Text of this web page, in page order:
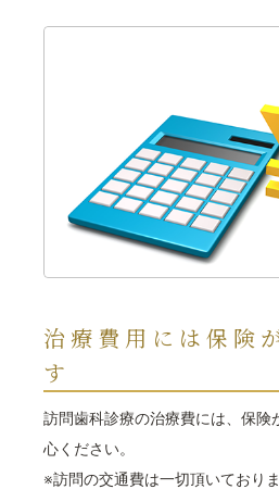
治療費用には保険
す
訪問歯科診療の治療費には、保険
心ください。
※訪問の交通費は一切頂いておりま